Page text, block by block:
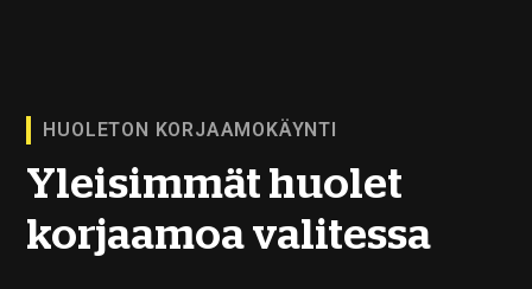
HUOLETON KORJAAMOKÄYNTI
Yleisimmät huolet
korjaamoa valitessa